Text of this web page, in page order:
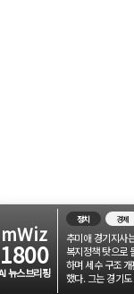
mWiz
1800
뉴스브리핑
정치 경제
추미애 경기지사
복지정책 탓으로
하며 세수 구조
했다. 그는 경기